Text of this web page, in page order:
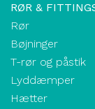
RØR &
Rør
Bøjninger
T-rør og påstik
Lyddæmper
Hætter